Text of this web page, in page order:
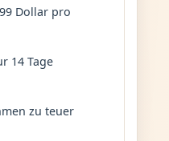
Dollar pro
14 Tage
zu teuer